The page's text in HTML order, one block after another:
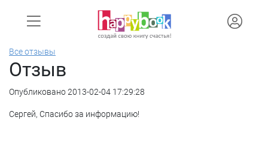
Все отзывы
Отзыв
Опубликовано 2013-02-04 17:29:28
Сергей, Спасибо за информацию!